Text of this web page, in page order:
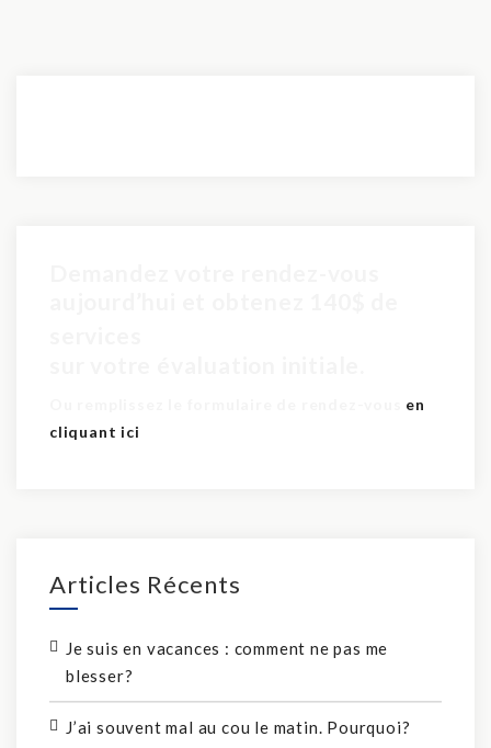
en
cliquant ici
Articles Récents
Je suis en vacances : comment ne pas me
blesser?
J’ai souvent mal au cou le matin. Pourquoi?